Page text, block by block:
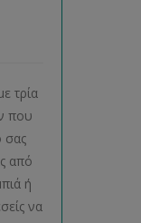
τρία
που
σας
από
ή
να